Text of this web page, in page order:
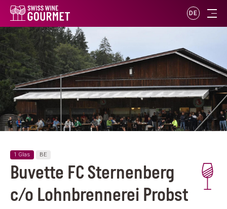
DE
1 Glas BE
Buvette FC Sternenberg
c/o Lohnbrennerei Probst